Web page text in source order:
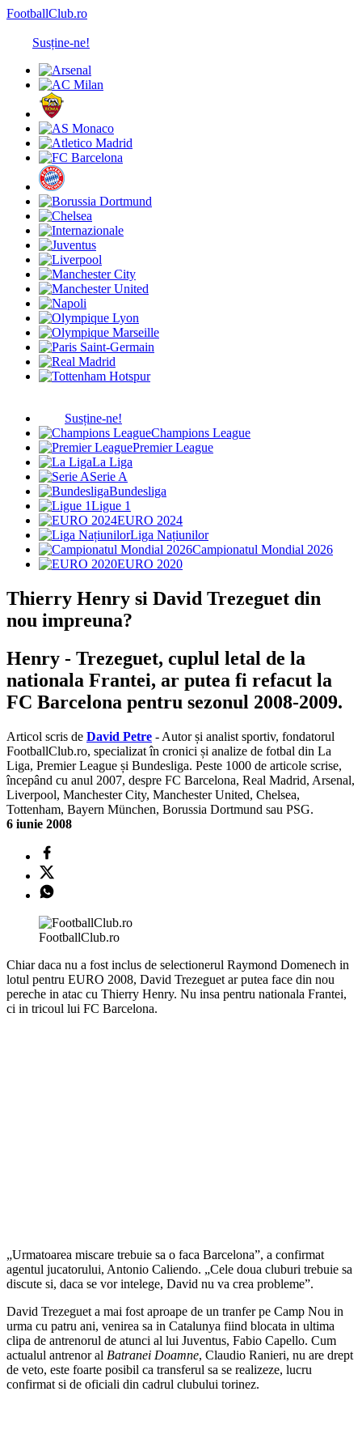
FootballClub.ro
Susține-ne!
Susține-ne!
Champions League
Premier League
La Liga
Serie A
Bundesliga
Ligue 1
EURO 2024
Liga Națiunilor
Campionatul Mondial 2026
EURO 2020
Thierry Henry si David Trezeguet din
nou impreuna?
Henry - Trezeguet, cuplul letal de la
nationala Frantei, ar putea fi refacut la
FC Barcelona pentru sezonul 2008-2009.
Articol scris de David Petre - Autor și analist sportiv, fondatorul
FootballClub.ro, specializat în cronici și analize de fotbal din La
Liga, Premier League și Bundesliga. Peste 1000 de articole scrise,
începând cu anul 2007, despre FC Barcelona, Real Madrid, Arsenal,
Liverpool, Manchester City, Manchester United, Chelsea,
Tottenham, Bayern München, Borussia Dortmund sau PSG.
6 iunie 2008
FootballClub.ro
Chiar daca nu a fost inclus de selectionerul Raymond Domenech in
lotul pentru EURO 2008, David Trezeguet ar putea face din nou
pereche in atac cu Thierry Henry. Nu insa pentru nationala Frantei,
ci in tricoul lui FC Barcelona.
„Urmatoarea miscare trebuie sa o faca Barcelona”, a confirmat
agentul jucatorului, Antonio Caliendo. „Cele doua cluburi trebuie sa
discute si, daca se vor intelege, David nu va crea probleme”.
David Trezeguet a mai fost aproape de un tranfer pe Camp Nou in
urma cu patru ani, venirea sa in Catalunya fiind blocata in ultima
clipa de antrenorul de atunci al lui Juventus, Fabio Capello. Cum
actualul antrenor al Batranei Doamne, Claudio Ranieri, nu are drept
de veto, este foarte posibil ca transferul sa se realizeze, lucru
confirmat si de oficiali din cadrul clubului torinez.